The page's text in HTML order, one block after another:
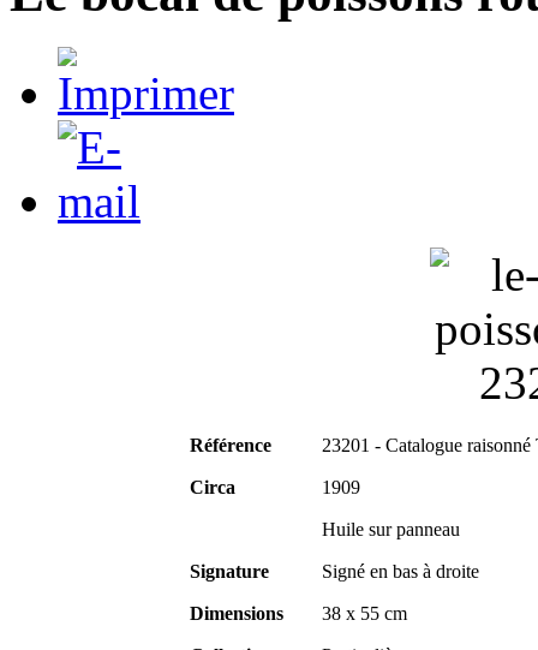
Référence 23201 - Catalogue raisonné
Circa 1909
Huile sur panneau
Signature Signé en bas à droite
Dimensions 38 x 55 cm